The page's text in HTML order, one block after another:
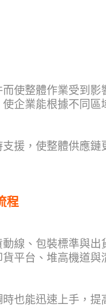
使整體作業受到影
企業能根據不同區
援，使整體供應鏈
程
線、包裝標準與出
平台、堆高機道與
也能迅速上手，提